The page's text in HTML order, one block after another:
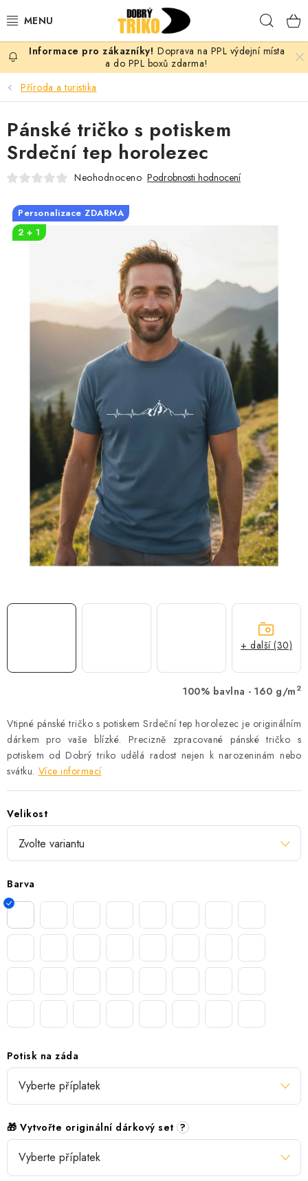
na
PRO ŽENY
PRO MUŽE
PRO DĚTI
PRO PÁRY
VLASTNÍ MOTIV
OKAMŽITĚ K ODBĚRU
MÁM SRDCE POMÁHÁM
PROVIZNÍ SYSTÉM
O nás Časté otázky
Doprava a platba
Obchodní podmínky
Zásady zpracování ochrany osobních údajů
Napište nám
Doprava na PPL výdejní místa
a do PPL boxů zdarma!
Příroda a turistika
100% bavlna - 160 g/m 2
Vtipné pánské tričko s potiskem Srdeční tep horolezec je originálním
dárkem pro vaše blízké. Precizně zpracované pánské tričko s
potiskem od Dobrý triko udělá radost nejen k narozeninám nebo
svátku. Více informací
Velikost
Barva
Potisk na záda
🎁 Vytvořte originální dárkový set ?
Pánské tričko s potiskem
Srdeční tep horolezec
Neohodnoceno Podrobnosti hodnocení
Personalizace ZDARMA
2 + 1
+ další (30)